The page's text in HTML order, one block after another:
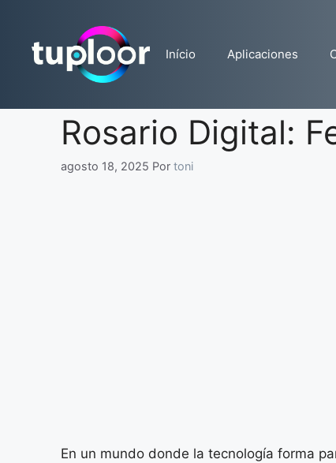
conteúdo
Início Aplicaciones
Rosario Digital:
agosto 18, 2025 Por toni
En un mundo donde la tecnología forma